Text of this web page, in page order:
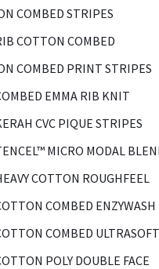
COMBED STRIPES
COTTON COMBED
COMBED PRINT STRIPES
EMMA RIB KNIT
CVC PIQUE STRIPES
MICRO MODAL
COTTON ROUGHFEEL
COMBED ENZYWASH
COMBED
POLY DOUBLE FACE